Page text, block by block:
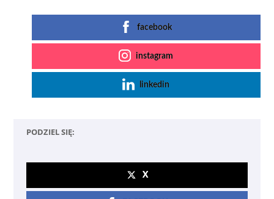
facebook
instagram
linkedin
PODZIEL SIĘ:
X